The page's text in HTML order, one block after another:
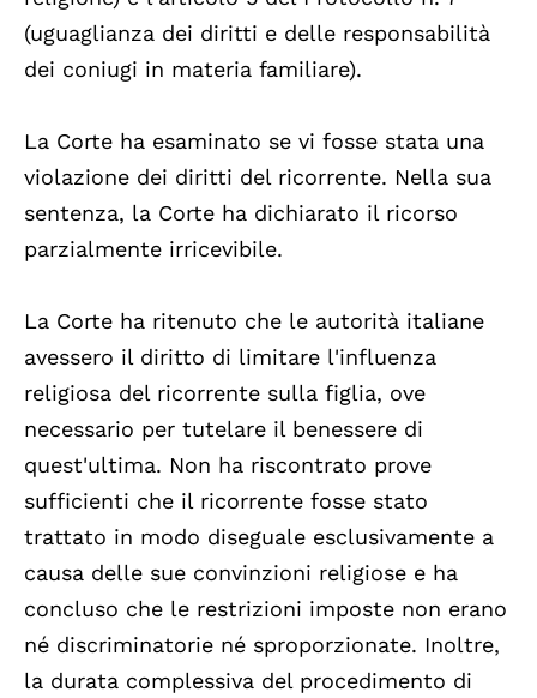
(uguaglianza dei diritti e delle responsabilità
dei coniugi in materia familiare).
La Corte ha esaminato se vi fosse stata una
violazione dei diritti del ricorrente. Nella sua
sentenza, la Corte ha dichiarato il ricorso
parzialmente irricevibile.
La Corte ha ritenuto che le autorità italiane
avessero il diritto di limitare l'influenza
religiosa del ricorrente sulla figlia, ove
necessario per tutelare il benessere di
quest'ultima. Non ha riscontrato prove
sufficienti che il ricorrente fosse stato
trattato in modo diseguale esclusivamente a
causa delle sue convinzioni religiose e ha
concluso che le restrizioni imposte non erano
né discriminatorie né sproporzionate. Inoltre,
la durata complessiva del procedimento di